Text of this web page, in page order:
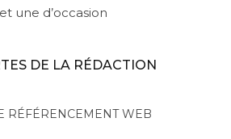
une d’occasion
DE LA RÉDACTION
RÉFÉRENCEMENT WEB